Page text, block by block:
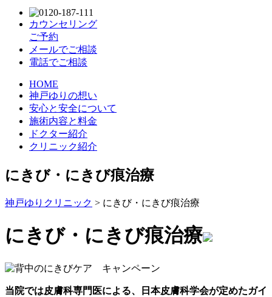
カウンセリング
ご予約
メールでご相談
電話でご相談
HOME
神戸ゆりの想い
安心と安全について
施術内容と料金
ドクター紹介
クリニック紹介
にきび・にきび痕治療
神戸ゆりクリニック > にきび・にきび痕治療
にきび・にきび痕治療
当院では皮膚科専門医による、日本皮膚科学会が定めたガイ